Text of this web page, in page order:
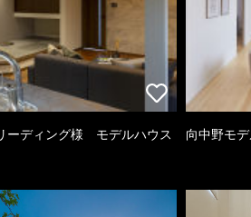
ーディング様 モデルハウス 向中野モ